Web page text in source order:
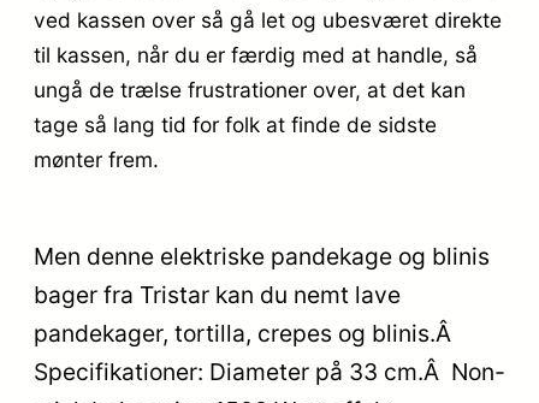
ved kassen over så gå let og ubesværet direkte
til kassen, når du er færdig med at handle, så
ungå de trælse frustrationer over, at det kan
tage så lang tid for folk at finde de sidste
mønter frem.
Men denne elektriske pandekage og blinis
bager fra Tristar kan du nemt lave
pandekager, tortilla, crepes og blinis.Â
Specifikationer: Diameter på 33 cm.Â Non-